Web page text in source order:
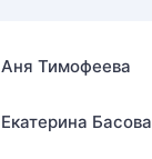
Аня Тимофеева
Екатерина Басова